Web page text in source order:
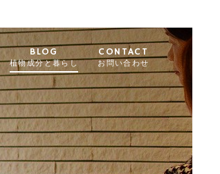
BLOG
植物成分と暮らし
CONTACT
お問い合わせ